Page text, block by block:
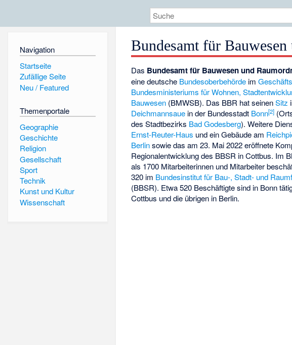
Navigation
Startseite
Zufällige Seite
Neu / Featured
Themenportale
Geographie
Geschichte
Religion
Gesellschaft
Sport
Technik
Kunst und Kultur
Wissenschaft
Bundesamt für
Das Bundesamt für Bauwesen und
eine deutsche Bundesoberbehörde im
Bundesministeriums für Wohnen,
Bauwesen (BMWSB). Das BBR hat seinenSitz
Deichmannsaue in der Bundesstadt Bonn[2]
des Stadtbezirks Bad Godesberg). Weitere
Ernst-Reuter-Haus und ein Gebäude am
Berlinsowie das am 23. Mai 2022 eröffnete
Regionalentwicklung des BBSR in Cottbus. Im
als 1700 Mitarbeiterinnen und Mitarbeiter
320 im Bundesinstitut für Bau-, Stadt- und
(BBSR). Etwa 520 Beschäftigte sind in Bonn
Cottbus und die übrigen in Berlin.